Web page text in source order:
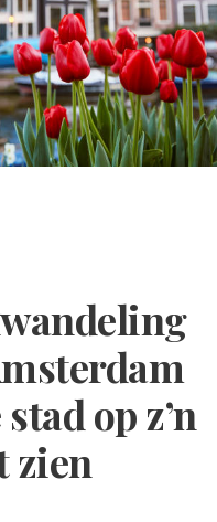
op z’n
zien